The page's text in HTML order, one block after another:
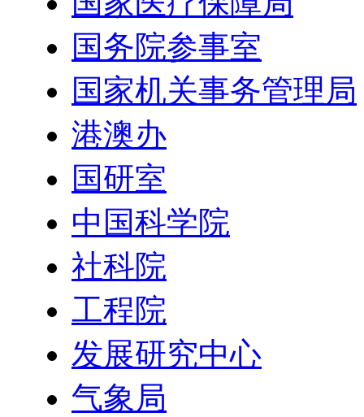
国务院参事室
国家机关事务管理局
港澳办
国研室
中国科学院
社科院
工程院
发展研究中心
气象局